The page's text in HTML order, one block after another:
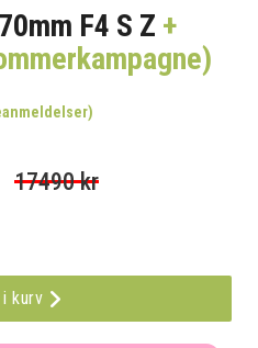
F4 S Z +
17490 kr
kurv